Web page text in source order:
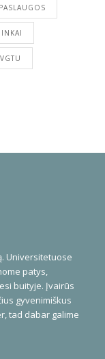
VGTU
Universitetuose
patys,
buityje. Įvairūs
gyvenimiškus
tad dabar galime